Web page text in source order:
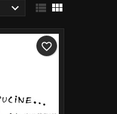
  
favorite_border